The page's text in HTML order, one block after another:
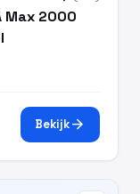
Max 2000
Bekijkarrow_forward